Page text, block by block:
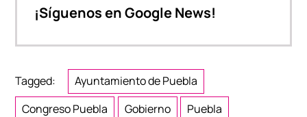
¡Síguenos en Google News!
Tagged:
Ayuntamiento de Puebla
Congreso Puebla
Gobierno Puebla